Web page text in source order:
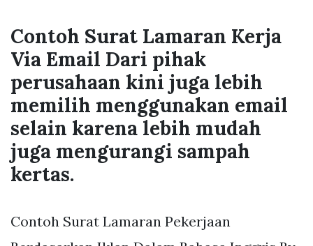
Contoh Surat Lamaran Kerja
Via Email Dari pihak
perusahaan kini juga lebih
memilih menggunakan email
selain karena lebih mudah
juga mengurangi sampah
kertas.
Contoh Surat Lamaran Pekerjaan